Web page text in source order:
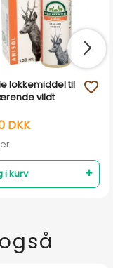
lokkemiddel til
vildt
DKK
i kurv
favorite_outline